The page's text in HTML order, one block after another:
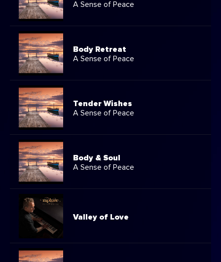
A Sense of Peace
Body Retreat
A Sense of Peace
Tender Wishes
A Sense of Peace
Body & Soul
A Sense of Peace
Valley of Love